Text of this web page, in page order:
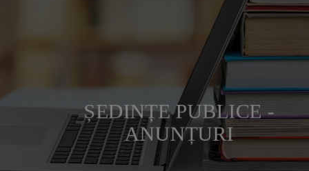
ȘEDINȚE PUBLICE -
ANUNȚURI